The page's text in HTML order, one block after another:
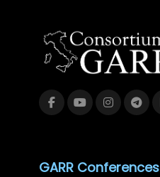
GARR Conferences